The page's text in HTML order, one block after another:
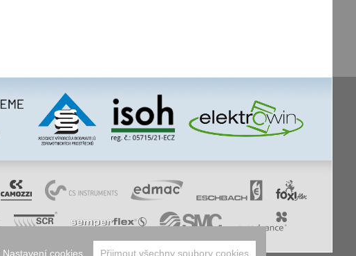
Nastavení cookies Přijmout všechny soubory cookies